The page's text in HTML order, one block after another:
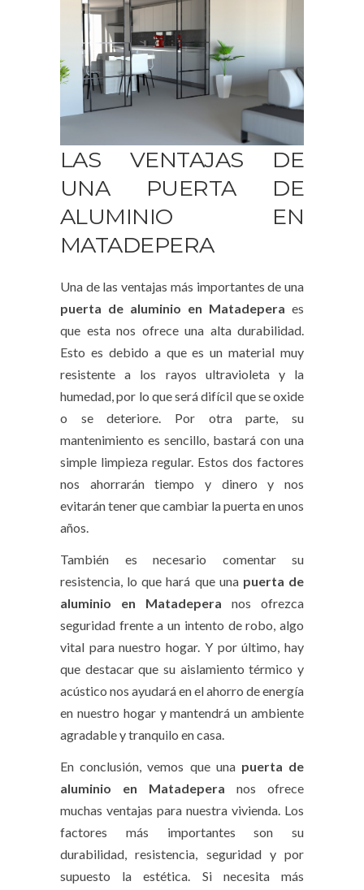
LAS VENTAJAS DE
UNA PUERTA DE
ALUMINIO EN
MATADEPERA
Una de las ventajas más importantes de una
puerta de aluminio en Matadepera es
que esta nos ofrece una alta durabilidad.
Esto es debido a que es un material muy
resistente a los rayos ultravioleta y la
humedad, por lo que será difícil que se oxide
o se deteriore. Por otra parte, su
mantenimiento es sencillo, bastará con una
simple limpieza regular. Estos dos factores
nos ahorrarán tiempo y dinero y nos
evitarán tener que cambiar la puerta en unos
años.
También es necesario comentar su
resistencia, lo que hará que una puerta de
aluminio en Matadepera nos ofrezca
seguridad frente a un intento de robo, algo
vital para nuestro hogar. Y por último, hay
que destacar que su aislamiento térmico y
acústico nos ayudará en el ahorro de energía
en nuestro hogar y mantendrá un ambiente
agradable y tranquilo en casa.
En conclusión, vemos que una puerta de
aluminio en Matadepera nos ofrece
muchas ventajas para nuestra vivienda. Los
factores más importantes son su
durabilidad, resistencia, seguridad y por
supuesto la estética. Si necesita más